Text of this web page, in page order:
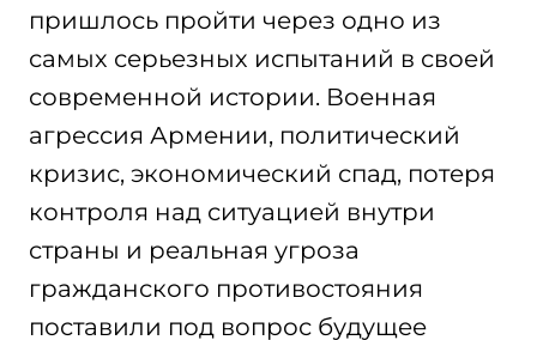
пришлось пройти через одно из
самых серьезных испытаний в своей
современной истории. Военная
агрессия Армении, политический
кризис, экономический спад, потеря
контроля над ситуацией внутри
страны и реальная угроза
гражданского противостояния
поставили под вопрос будущее